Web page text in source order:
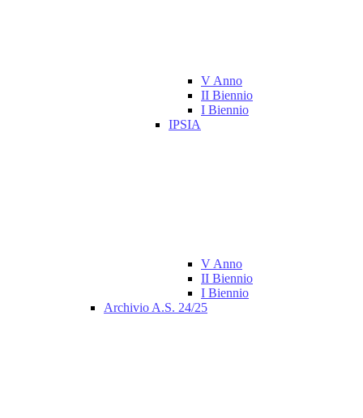
V Anno
II Biennio
I Biennio
IPSIA
V Anno
II Biennio
I Biennio
Archivio A.S. 24/25